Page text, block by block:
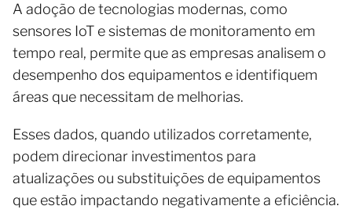
A adoção de tecnologias modernas, como
sensores IoT e sistemas de monitoramento em
tempo real, permite que as empresas analisem o
desempenho dos equipamentos e identifiquem
áreas que necessitam de melhorias.
Esses dados, quando utilizados corretamente,
podem direcionar investimentos para
atualizações ou substituições de equipamentos
que estão impactando negativamente a eficiência.